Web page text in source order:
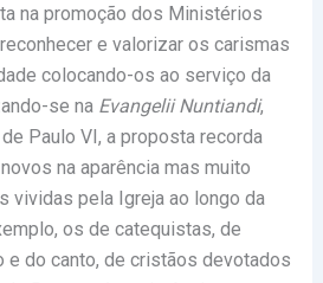
na promoção dos Ministérios
e valorizar os carismas
colocando-os ao serviço da
se na Evangelii Nuntiandi,
Paulo VI, a proposta recorda
na aparência mas muito
vividas pela Igreja ao longo da
os de catequistas, de
e do canto, de cristãos devotados